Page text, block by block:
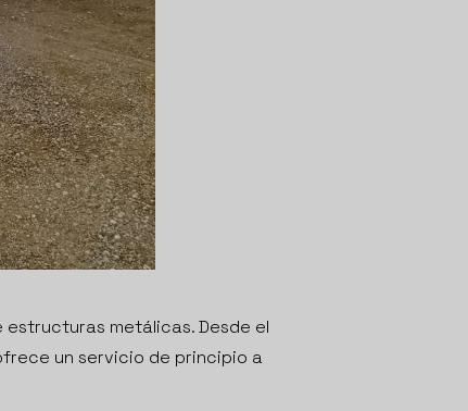
metálicas. Desde el
un servicio de principio a